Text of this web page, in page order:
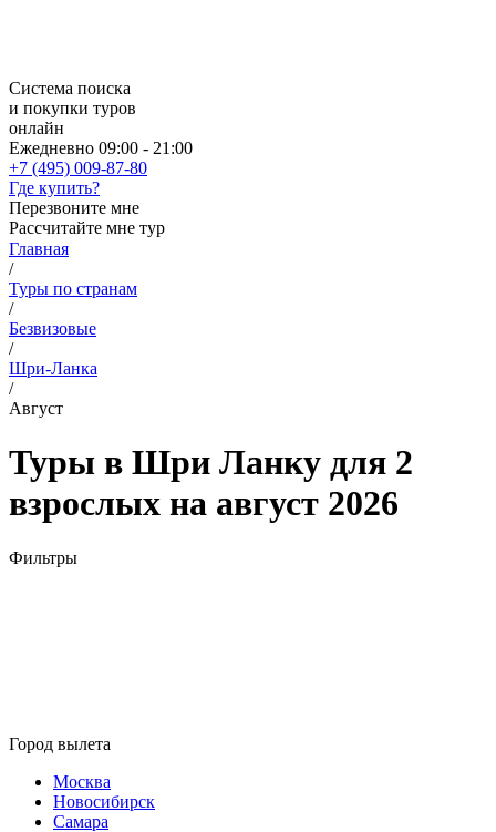
Система поиска
и покупки туров
онлайн
Ежедневно 09:00 - 21:00
+7 (495) 009-87-80
Где купить?
Перезвоните мне
Рассчитайте мне тур
Главная
/
Туры по странам
/
Безвизовые
/
Шри-Ланка
/
Август
Туры в Шри Ланку для 2
взрослых на август 2026
Фильтры
Город вылета
Москва
Новосибирск
Самара